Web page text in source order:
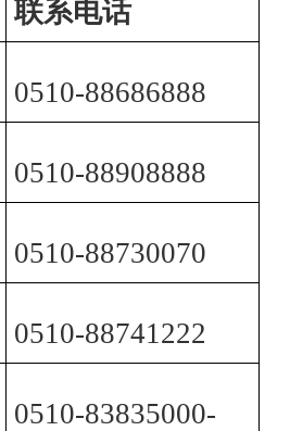
联系电话
0510-88686888
0510-88908888
0510-88730070
0510-88741222
0510-83835000-